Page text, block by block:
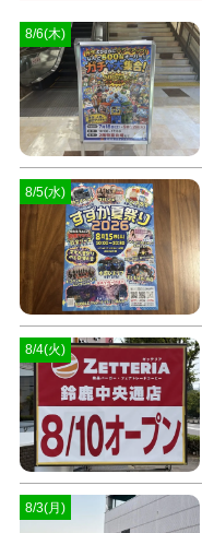
8/6(木)
8/5(水)
8/4(火)
8/3(月)